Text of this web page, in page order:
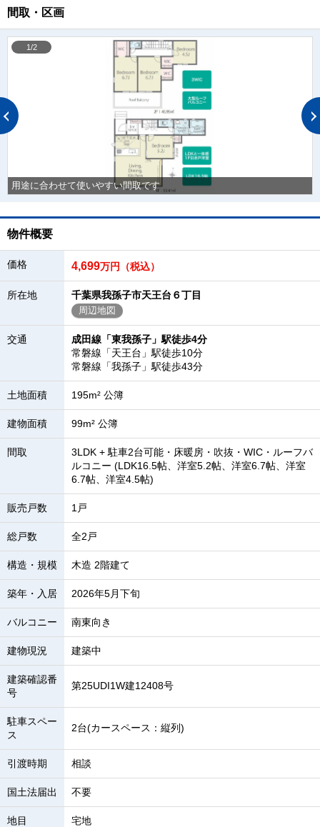
間取・区画
用途に合わせて使いやすい間取です
1/2
物件概要
価格 4,699万円（税込）
所在地 千葉県我孫子市天王台６丁目
周辺地図
交通
成田線「東我孫子」駅徒歩4分
常磐線「天王台」駅徒歩10分
常磐線「我孫子」駅徒歩43分
土地面積 195m² 公簿
建物面積 99m² 公簿
間取
3LDK + 駐車2台可能・床暖房・吹抜・WIC・ルーフバ
ルコニー (LDK16.5帖、洋室5.2帖、洋室6.7帖、洋室
6.7帖、洋室4.5帖)
販売戸数 1戸
総戸数 全2戸
構造・規模 木造 2階建て
築年・入居 2026年5月下旬
バルコニー 南東向き
建物現況 建築中
建築確認番
号
第25UDI1W建12408号
駐車スペー
ス
2台(カースペース：縦列)
引渡時期 相談
国土法届出 不要
地目 宅地